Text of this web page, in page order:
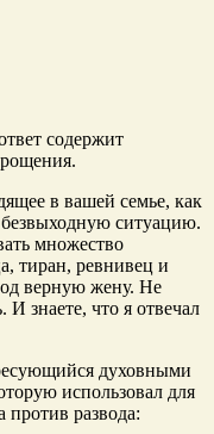
содержит
в вашей семье, как
безвыходную ситуацию.
множество
тиран, ревнивец и
верную жену. Не
И знаете, что я отвечал
духовными
использовал для
против развода: